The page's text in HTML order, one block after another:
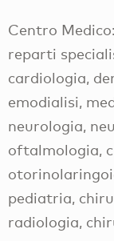
Centro
reparti
cardiologia,
emodialisi,
neurologia,
oftalmologia,
pediatria,
radiologia,